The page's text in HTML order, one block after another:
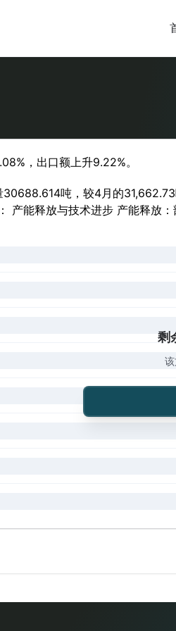
，出口额上升9.22%。
吨，较4月的
产能释放与技术进步 产能释放
剩